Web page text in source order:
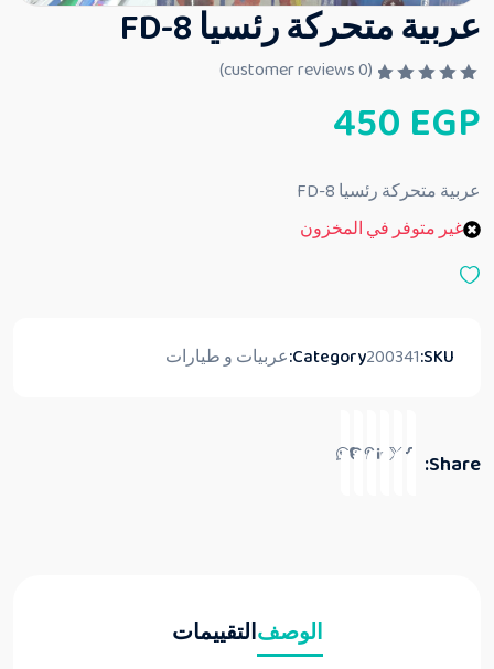
عربية متحركة رئسيا FD-8
م
ا
ي
م
ن
(
0
450 EGP
عربية متحركة رئسيا FD-8
غير متوفر في المخزون
SKU:
200341
Category: عربيات و طيارات
Share:
الوصفالتقييمات